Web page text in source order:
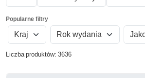
Popularne filtry
Kraj Rok wydania
Liczba produktów: 3636